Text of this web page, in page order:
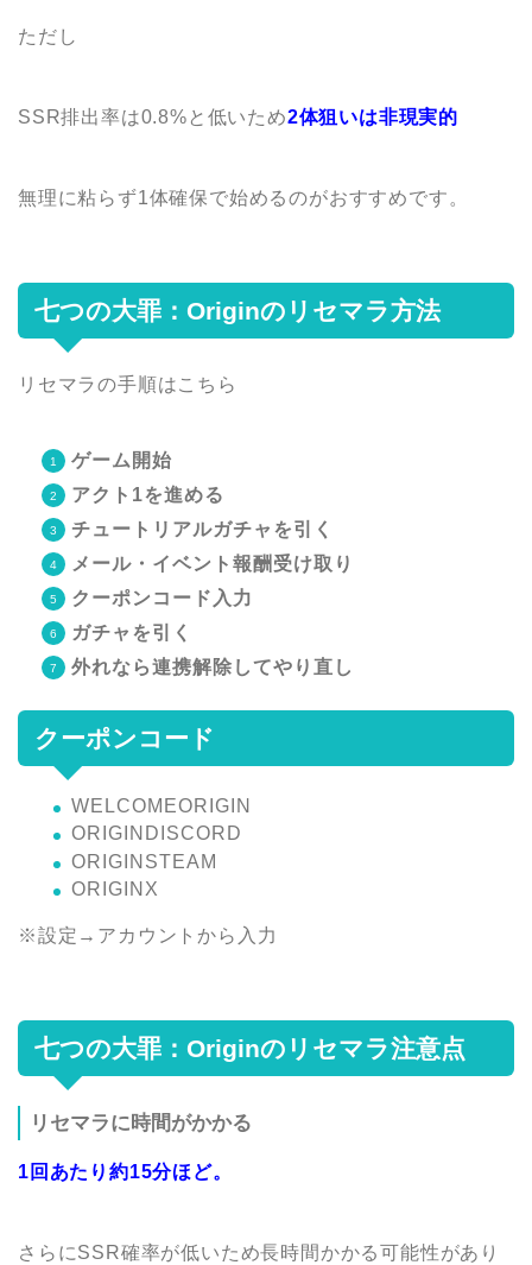
ただし
SSR排出率は0.8%と低いため2体狙いは非現実的
無理に粘らず1体確保で始めるのがおすすめです。
七つの大罪：Originのリセマラ方法
リセマラの手順はこちら
ゲーム開始
アクト1を進める
チュートリアルガチャを引く
メール・イベント報酬受け取り
クーポンコード入力
ガチャを引く
外れなら連携解除してやり直し
クーポンコード
WELCOMEORIGIN
ORIGINDISCORD
ORIGINSTEAM
ORIGINX
※設定→アカウントから入力
七つの大罪：Originのリセマラ注意点
リセマラに時間がかかる
1回あたり約15分ほど。
さらにSSR確率が低いため長時間かかる可能性があり